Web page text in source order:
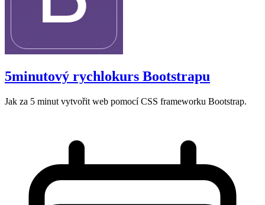
5minutový rychlokurs Bootstrapu
Jak za 5 minut vytvořit web pomocí CSS frameworku Bootstrap.